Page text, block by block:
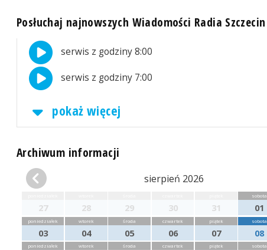
Posłuchaj najnowszych Wiadomości Radia Szczecin
serwis z godziny 8:00
serwis z godziny 7:00
pokaż więcej
Archiwum informacji
sierpień 2026
27 28 29 30 31
sobota
01
poniedziałek
03
wtorek
04
środa
05
czwartek
06
piątek
07
sobota
08
poniedziałek wtorek środa czwartek piątek sobota